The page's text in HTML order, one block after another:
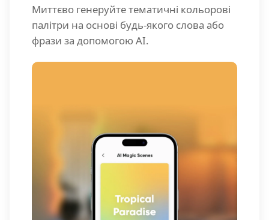
Миттєво генеруйте тематичні кольорові
палітри на основі будь-якого слова або
фрази за допомогою AI.